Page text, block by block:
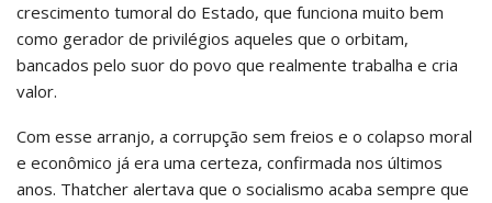
crescimento tumoral do Estado, que funciona muito bem
como gerador de privilégios aqueles que o orbitam,
bancados pelo suor do povo que realmente trabalha e cria
valor.
Com esse arranjo, a corrupção sem freios e o colapso moral
e econômico já era uma certeza, confirmada nos últimos
anos. Thatcher alertava que o socialismo acaba sempre que